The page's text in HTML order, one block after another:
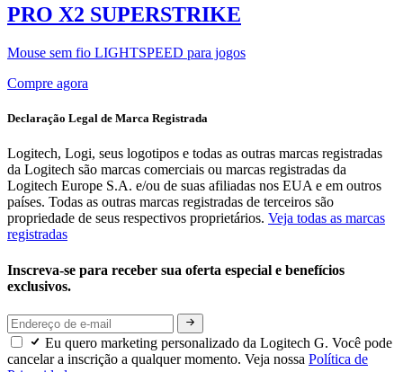
PRO X2 SUPERSTRIKE
Mouse sem fio LIGHTSPEED para jogos
Compre agora
Declaração Legal de Marca Registrada
Logitech, Logi, seus logotipos e todas as outras marcas registradas
da Logitech são marcas comerciais ou marcas registradas da
Logitech Europe S.A. e/ou de suas afiliadas nos EUA e em outros
países. Todas as outras marcas registradas de terceiros são
propriedade de seus respectivos proprietários. Veja todas as marcas
registradas
Inscreva-se para receber sua oferta especial e benefícios
exclusivos.
Eu quero marketing personalizado da Logitech G. Você pode
cancelar a inscrição a qualquer momento. Veja nossa Política de